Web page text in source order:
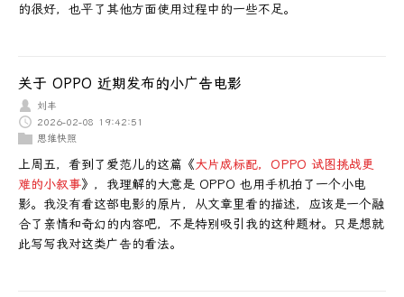
的很好，也平了其他方面使用过程中的一些不足。
关于 OPPO 近期发布的小广告电影
刘丰
2026-02-08 19:42:51
思维快照
上周五，看到了爱范儿的这篇《大片成标配，OPPO 试图挑战更
难的小叙事》，我理解的大意是 OPPO 也用手机拍了一个小电
影。我没有看这部电影的原片，从文章里看的描述，应该是一个融
合了亲情和奇幻的内容吧，不是特别吸引我的这种题材。只是想就
此写写我对这类广告的看法。